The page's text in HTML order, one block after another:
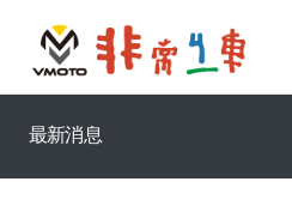
最新消息